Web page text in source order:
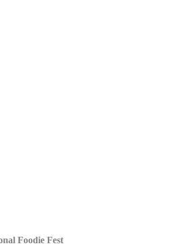
Foodie Fest